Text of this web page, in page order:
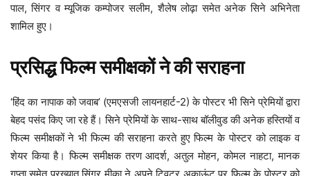
पाल, सिंगर व म्यूजिक कम्पोजर सलीम, शैलेष लोढ़ा समेत अनेक सिने अभिनेता
शामिल हुए।
प्रसिद्ध फिल्म समीक्षकों ने की सराहना
‘हिंद का नापाक को जवाब’ (एमएसजी लायनहार्ट-2) के पोस्टर भी सिने प्रेमियों द्वारा
बेहद पसंद किए जा रहे हैं। सिने प्रेमियों के साथ-साथ बॉलीवुड की अनेक हस्तियों व
फिल्म समीक्षकों ने भी फिल्म की सराहना करते हुए फिल्म के पोस्टर को लाइक व
शेयर किया है। फिल्म समीक्षक तरण आदर्श, अतुल मोहन, कोमल नाहटा, मानक